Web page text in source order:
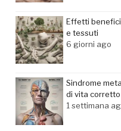
Effetti
e tessuti
6 giorni ago
Sindrome
di vita corretto
1 settimana